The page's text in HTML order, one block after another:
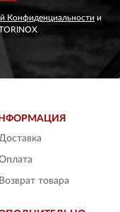
Конфиденциальности и
Возврат товара